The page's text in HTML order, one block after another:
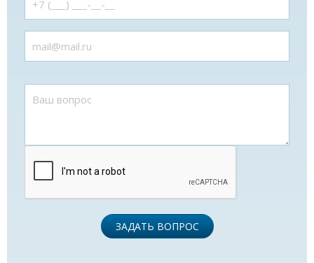
ЗАДАТЬ ВОПРОС